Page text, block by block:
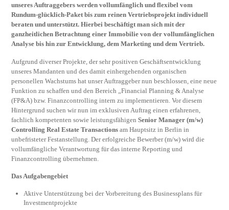
unseres Auftraggebers werden vollumfänglich und flexibel vom
Rundum-glücklich-Paket bis zum reinen Vertriebsprojekt individuell
beraten und unterstützt. Hierbei beschäftigt man sich mit der
ganzheitlichen Betrachtung einer Immobilie von der vollumfänglichen
Analyse bis hin zur Entwicklung, dem Marketing und dem Vertrieb.
Aufgrund diverser Projekte, der sehr positiven Geschäftsentwicklung
unseres Mandanten und des damit einhergehenden organischen
personellen Wachstums hat unser Auftraggeber nun beschlossen, eine neue
Funktion zu schaffen und den Bereich „Financial Planning & Analyse
(FP&A) bzw. Finanzcontrolling intern zu implementieren. Vor diesem
Hintergrund suchen wir nun im exklusiven Auftrag einen erfahrenen,
fachlich kompetenten sowie leistungsfähigenSenior Manager (m/w)
Controlling Real Estate Transactions am Hauptsitz in Berlin in
unbefristeter Festanstellung. Der erfolgreiche Bewerber (m/w) wird die
vollumfängliche Verantwortung für das interne Reporting und
Finanzcontrolling übernehmen.
Das Aufgabengebiet
Aktive Unterstützung bei der Vorbereitung des Businessplans für
Investmentprojekte